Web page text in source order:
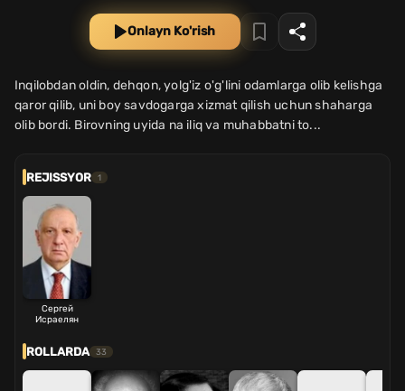
Onlayn Ko'rish
Inqilobdan oldin, dehqon, yolg'iz o'g'lini odamlarga olib kelishga
qaror qilib, uni boy savdogarga xizmat qilish uchun shaharga
olib bordi. Birovning uyida na iliq va muhabbatni to...
REJISSYOR 1
Сергей
Исраелян
ROLLARDA 33